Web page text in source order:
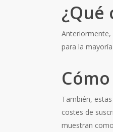
¿Qué
Anteriormente,
para la
También,
costes de
muestran